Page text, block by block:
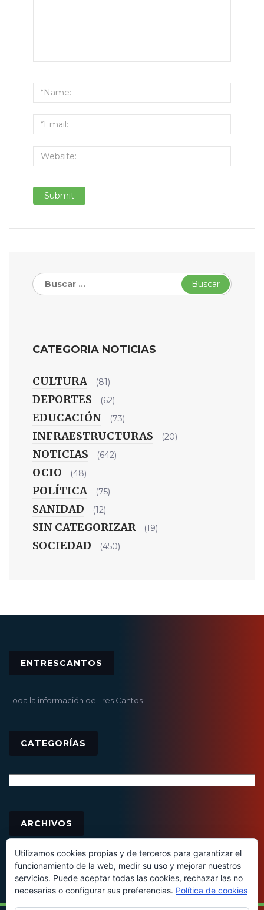
Buscar:
CATEGORIA NOTICIAS
CULTURA (81)
DEPORTES (62)
EDUCACIÓN (73)
INFRAESTRUCTURAS (20)
NOTICIAS (642)
OCIO (48)
POLÍTICA (75)
SANIDAD (12)
SIN CATEGORIZAR (19)
SOCIEDAD (450)
ENTRESCANTOS
Toda la información de Tres Cantos
CATEGORÍAS
ARCHIVOS
Utilizamos cookies propias y de terceros para garantizar el
funcionamiento de la web, medir su uso y mejorar nuestros
servicios. Puede aceptar todas las cookies, rechazar las no
necesarias o configurar sus preferencias. Política de cookies